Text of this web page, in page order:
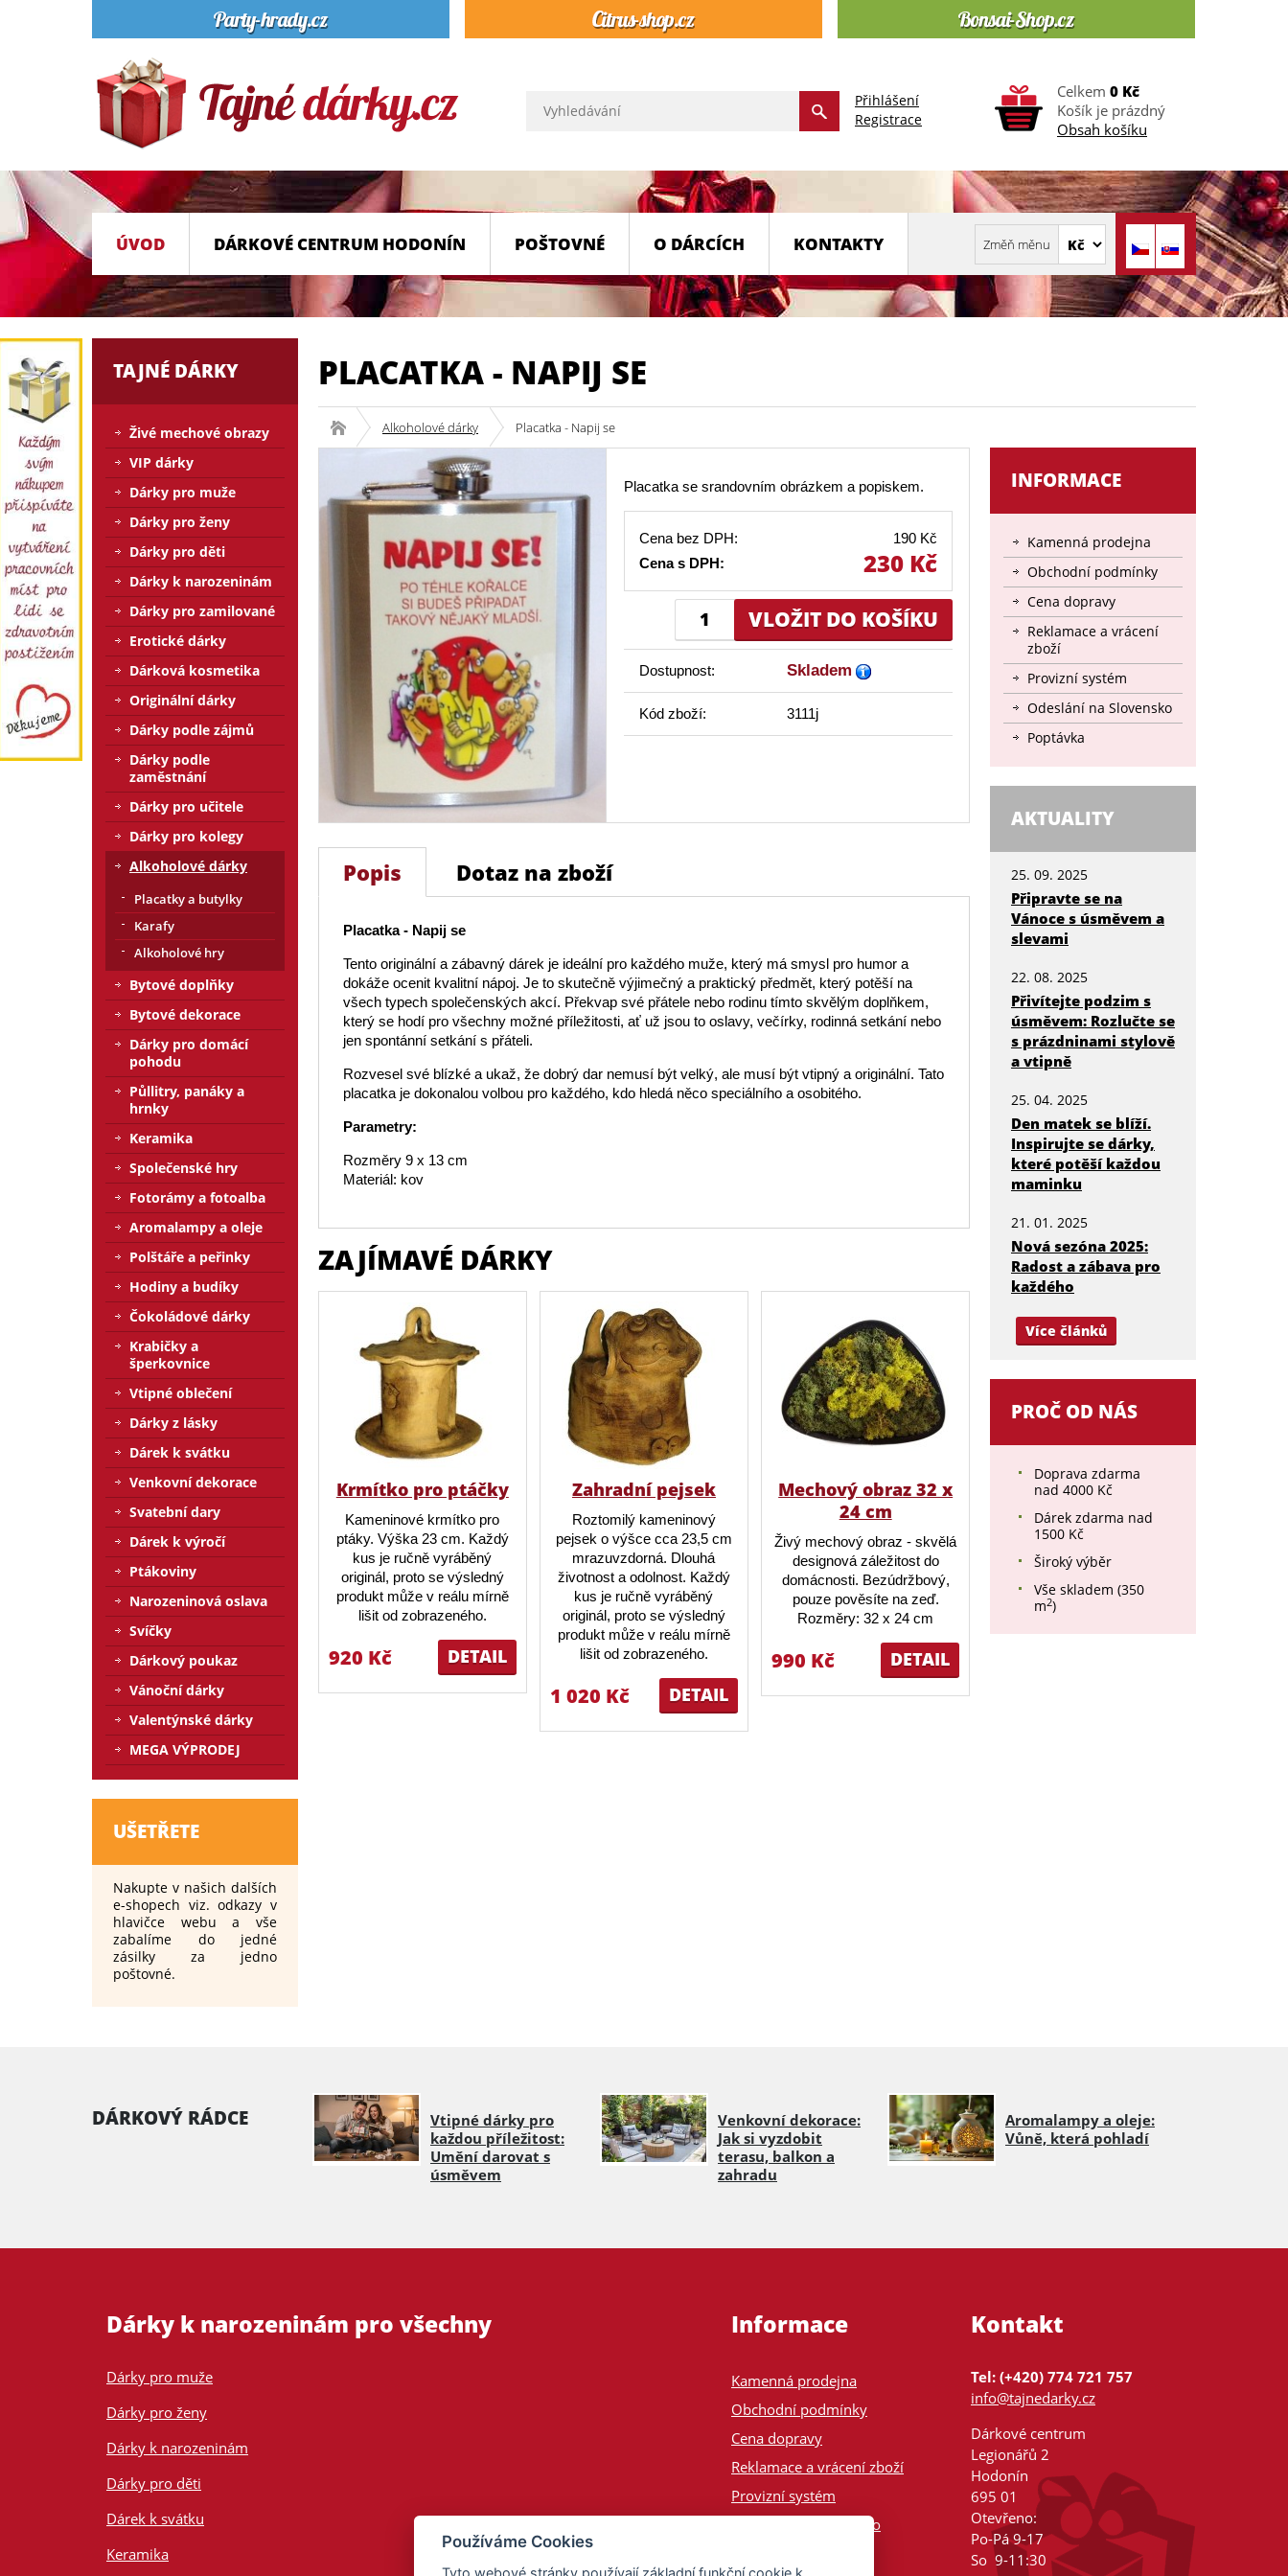
Přihlášení
Registrace
Celkem 0 Kč
Košík je prázdný
Obsah košíku
ÚVOD DÁRKOVÉ CENTRUM HODONÍN POŠTOVNÉ O DÁRCÍCH KONTAKTY
PLACATKA - NAPIJ SE
Alkoholové dárky Placatka - Napij se
Placatka se srandovním obrázkem a popiskem.
Cena bez DPH:
190 Kč
Cena s DPH:
230 Kč
Dostupnost: Skladem
Kód zboží: 3111j
Popis Dotaz na zboží
Placatka - Napij se
Tento originální a zábavný dárek je ideální pro každého muže, který má smysl pro humor a
dokáže ocenit kvalitní nápoj. Je to skutečně výjimečný a praktický předmět, který potěší na
všech typech společenských akcí. Překvap své přátele nebo rodinu tímto skvělým doplňkem,
který se hodí pro všechny možné příležitosti, ať už jsou to oslavy, večírky, rodinná setkání nebo
jen spontánní setkání s přáteli.
Rozvesel své blízké a ukaž, že dobrý dar nemusí být velký, ale musí být vtipný a originální. Tato
placatka je dokonalou volbou pro každého, kdo hledá něco speciálního a osobitého.
Parametry:
Rozměry 9 x 13 cm
Materiál: kov
ZAJÍMAVÉ DÁRKY
Krmítko pro ptáčky
Kameninové krmítko pro
ptáky. Výška 23 cm. Každý
kus je ručně vyráběný
originál, proto se výsledný
produkt může v reálu mírně
lišit od zobrazeného.
DETAIL
920 Kč
Zahradní pejsek
Roztomilý kameninový
pejsek o výšce cca 23,5 cm
mrazuvzdorná. Dlouhá
životnost a odolnost. Každý
kus je ručně vyráběný
originál, proto se výsledný
produkt může v reálu mírně
lišit od zobrazeného.
DETAIL
1 020 Kč
Mechový obraz 32 x
24 cm
Živý mechový obraz - skvělá
designová záležitost do
domácnosti. Bezúdržbový,
pouze pověsíte na zeď.
Rozměry: 32 x 24 cm
DETAIL
990 Kč
INFORMACE
Kamenná prodejna
Obchodní podmínky
Cena dopravy
Reklamace a vrácení
zboží
Provizní systém
Odeslání na Slovensko
Poptávka
AKTUALITY
25. 09. 2025
Připravte se na
Vánoce s úsměvem a
slevami
22. 08. 2025
Přivítejte podzim s
úsměvem: Rozlučte se
s prázdninami stylově
a vtipně
25. 04. 2025
Den matek se blíží.
Inspirujte se dárky,
které potěší každou
maminku
21. 01. 2025
Nová sezóna 2025:
Radost a zábava pro
každého
Více článků
PROČ OD NÁS
Doprava zdarma
nad 4000 Kč
Dárek zdarma nad
1500 Kč
Široký výběr
Vše skladem (350
m2)
TAJNÉ DÁRKY
Živé mechové obrazy
VIP dárky
Dárky pro muže
Dárky pro ženy
Dárky pro děti
Dárky k narozeninám
Dárky pro zamilované
Erotické dárky
Dárková kosmetika
Originální dárky
Dárky podle zájmů
Dárky podle
zaměstnání
Dárky pro učitele
Dárky pro kolegy
Alkoholové dárky
Placatky a butylky
Karafy
Alkoholové hry
Bytové doplňky
Bytové dekorace
Dárky pro domácí
pohodu
Půllitry, panáky a
hrnky
Keramika
Společenské hry
Fotorámy a fotoalba
Aromalampy a oleje
Polštáře a peřinky
Hodiny a budíky
Čokoládové dárky
Krabičky a
šperkovnice
Vtipné oblečení
Dárky z lásky
Dárek k svátku
Venkovní dekorace
Svatební dary
Dárek k výročí
Ptákoviny
Narozeninová oslava
Svíčky
Dárkový poukaz
Vánoční dárky
Valentýnské dárky
MEGA VÝPRODEJ
UŠETŘETE
Nakupte v našich dalších
e-shopech viz. odkazy v
hlavičce webu a vše
zabalíme do jedné
zásilky za jedno
poštovné.
DÁRKOVÝ RÁDCE
Vtipné dárky pro
každou příležitost:
Umění darovat s
úsměvem
Venkovní dekorace:
Jak si vyzdobit
terasu, balkon a
zahradu
Aromalampy a oleje:
Vůně, která pohladí
Dárky k narozeninám pro všechny
Dárky pro muže
Dárky pro ženy
Dárky k narozeninám
Dárky pro děti
Dárek k svátku
Keramika
Informace
Kamenná prodejna
Obchodní podmínky
Cena dopravy
Reklamace a vrácení zboží
Provizní systém
Odeslání na Slovensko
Kontakt
Tel: (+420) 774 721 757
info@tajnedarky.cz
Dárkové centrum
Legionářů 2
Hodonín
695 01
Otevřeno:
Po-Pá 9-17
So 9-11:30
Používáme Cookies
Tyto webové stránky používají základní funkční cookie k